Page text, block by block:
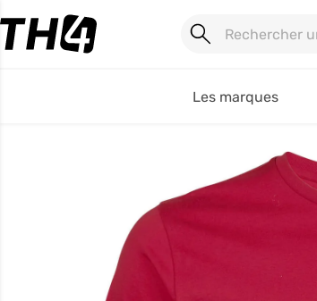
Les marques